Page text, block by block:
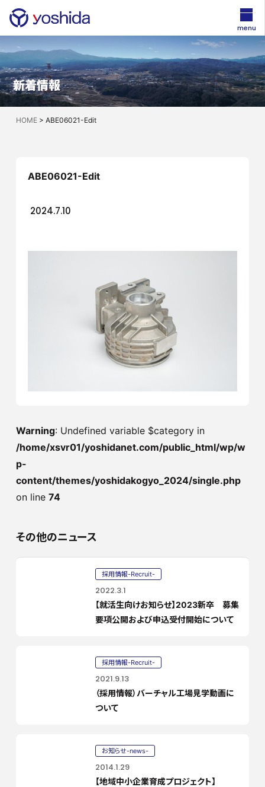
新着情報
HOME> ABE06021-Edit
ABE06021-Edit
2024.7.10
Warning: Undefined variable $category in
/home/xsvr01/yoshidanet.com/public_html/wp/w
p-
content/themes/yoshidakogyo_2024/single.php
on line 74
その他のニュース
採用情報-Recruit-
2022.3.1
【就活生向けお知らせ】2023新卒 募集
要項公開および申込受付開始について
採用情報-Recruit-
2021.9.13
（採用情報）バーチャル工場見学動画に
ついて
お知らせ-news-
2014.1.29
【地域中小企業育成プロジェクト】
menu